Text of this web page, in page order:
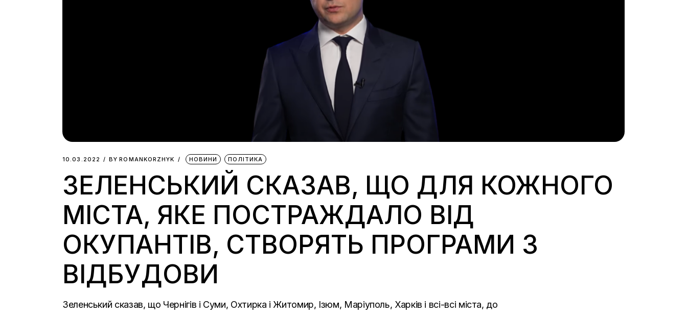
10.03.2022 BY ROMANKORZHYK НОВИНИ ПОЛІТИКА
ЗЕЛЕНСЬКИЙ СКАЗАВ, ЩО ДЛЯ КОЖНОГО
МІСТА, ЯКЕ ПОСТРАЖДАЛО ВІД
ОКУПАНТІВ, СТВОРЯТЬ ПРОГРАМИ З
ВІДБУДОВИ
Зеленський сказав, що Чернігів і Суми, Охтирка і Житомир, Ізюм, Маріуполь, Харків і всі-всі міста, до